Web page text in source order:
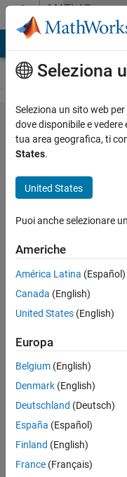
Vai al contenutoMATLAB
Answers
How to
Share
Between
Functions?
Rightia
15 Mar
1
Risposta
Aggiornato
15 Mar
2017
37
Visualizzazioni
(30 giorni)
Seleziona
Seleziona un sito web
dove disponibile e
tua area geografica, ti
States.
United States
Puoi anche selezionare
Americhe
América Latina (Español)
Canada (English)
United States (English)
Europa
Belgium (English)
Denmark (English)
Deutschland (Deutsch)
España (Español)
Finland (English)
France (Français)